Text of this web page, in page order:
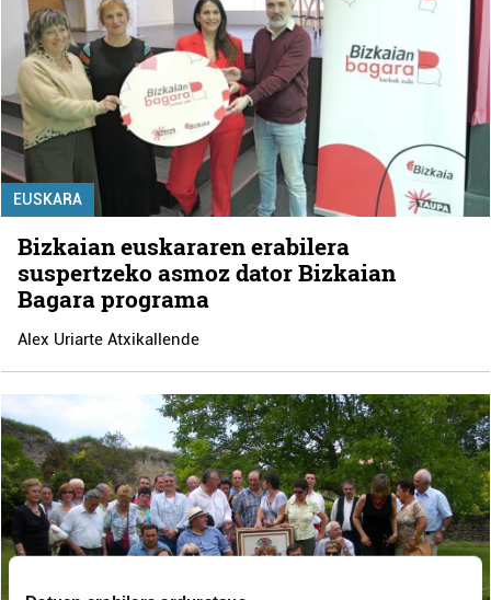
EUSKARA
Bizkaian euskararen erabilera
suspertzeko asmoz dator Bizkaian
Bagara programa
Alex Uriarte Atxikallende